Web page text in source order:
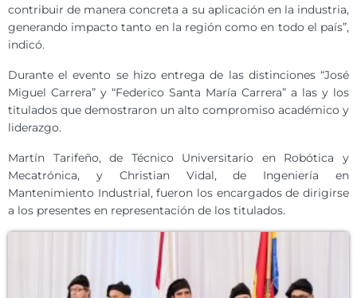
contribuir de manera concreta a su aplicación en la industria,
generando impacto tanto en la región como en todo el país”,
indicó.
Durante el evento se hizo entrega de las distinciones “José
Miguel Carrera” y “Federico Santa María Carrera” a las y los
titulados que demostraron un alto compromiso académico y
liderazgo.
Martín Tarifeño, de Técnico Universitario en Robótica y
Mecatrónica, y Christian Vidal, de Ingeniería en
Mantenimiento Industrial, fueron los encargados de dirigirse
a los presentes en representación de los titulados.